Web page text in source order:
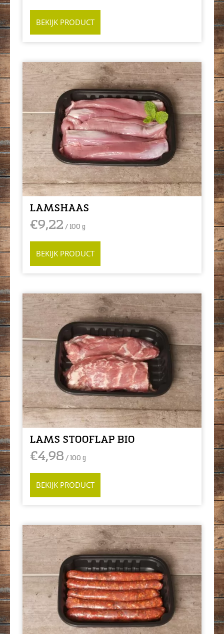
BEKIJK PRODUCT
LAMSHAAS
€9,22 / 100 g
BEKIJK PRODUCT
LAMS STOOFLAP BIO
€4,98 / 100 g
BEKIJK PRODUCT